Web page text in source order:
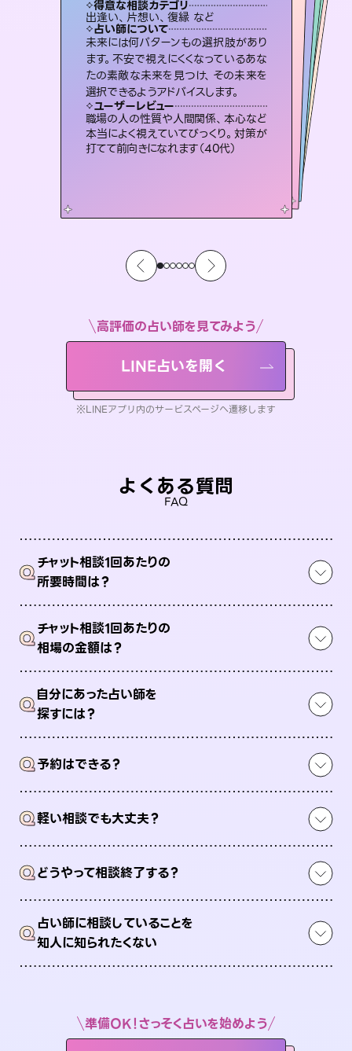
得意な相談カテゴリ
出逢い、片想い、復縁 など
占い師について
未来には何パターンもの選択肢があり
ます。不安で視えにくくなっているあな
たの素敵な未来を見つけ、その未来を
選択できるようアドバイスします。
ユーザーレビュー
職場の人の性質や人間関係、本心など
本当によく視えていてびっくり。対策が
打てて前向きになれます（40代）
得意な相談カテゴリ
恋愛総合、あの人の気持ち など
占い師について
霊視×オラクルカードを使って「今」と
「未来」そして「気になるあの人の気持
ち」まで丁寧に読み解き、恋や人生のヒ
ントを優しく引き出します。
ユーザーレビュー
不安な気持ちが嘘みたいに晴れまし
た…！よく視えていらっしゃるんだなと
感じました（40代 女性）
得意な相談カテゴリ
恋愛総合、片想い、二人の未来 など
占い師について
復縁、恋愛、不倫の行方、同性愛や片
思い、仕事関係や借金問題まで知りた
いことや心の負担になっていることを
紐解き、背中をそっと押して導きます。
ユーザーレビュー
安心感のあり、言い切ってくれる所や濁
さない鑑定のおかげで、毎回自分の気
持ちを整えられます（30代 男性）
得意な相談カテゴリ
片想い、二人の未来、年の差 など
占い師について
連絡再開、復縁、成就などの報告実績多数。セラピストとして2万超の施術経験があるからこそできる鑑定で、より良い未来をサポートします。
ユーザーレビュー
とても心温まる鑑定でした。しかもこち
らは何も言っていないのに視えていらっ
しゃるんだなと驚きです（30代女性）
スピリチュアル・リーディング
得意な相談カテゴリ
片想い、あの人の気持ち、復縁 など
占い師について
3,700年以上の歴史を持つ東洋最古の
占術「易占」で詳細まで占い、幸せへ向
かう道筋を示します。厳しい結果にも具
体的な対策をお伝えします。
ユーザーレビュー
複雑な背景もしっかり聞いて鑑定して
いただけました。気持ちが楽になりまし
た（50代 女性）
スピリチュアル・リーディング
得意な相談カテゴリ
片想い、あの人の気持ち、復縁 など
占い師について
恋愛のお悩みの中でも特に「曖昧な関
係」の相談を得意としており、友達以上
恋人未満なお相手との今後や本音を丁
寧に読み解き恋愛成就へと導きます。
ユーザーレビュー
鑑定していただいてアドバイス通りに行
動すると仲が復活してきました。ありが
とうございました（40代 女性）
高評価の占い師を見てみよう
LINE占いを開く
※LINEアプリ内のサービスページへ遷移します
よくある質問
FAQ
Qチャット相談1回あたりの
所要時間は？
Qチャット相談1回あたりの
相場の金額は？
Q自分にあった占い師を
探すには？
Q予約はできる？
Q軽い相談でも大丈夫？
Qどうやって相談終了する？
Q占い師に相談していることを
知人に知られたくない
準備OK！さっそく占いを始めよう